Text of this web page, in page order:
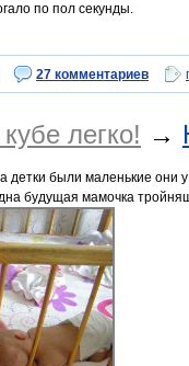
по пол секунды.
27 комментариев
легко! →
детки были маленькие
будущая мамочка